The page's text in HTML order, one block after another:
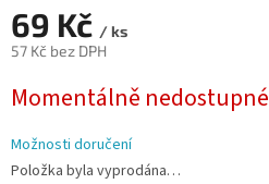
69 Kč / ks
57 Kč bez DPH
cena:
Momentálně nedostupné
Možnosti doručení
Položka byla vyprodána…